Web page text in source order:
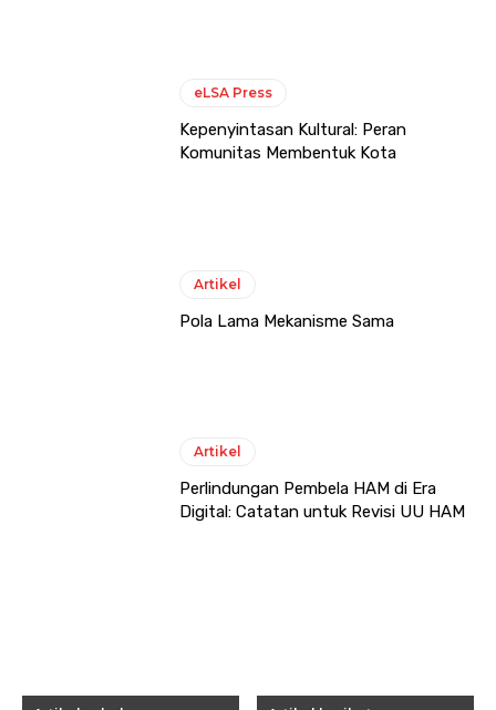
eLSA Press
Kepenyintasan Kultural: Peran
Komunitas Membentuk Kota
Artikel
Pola Lama Mekanisme Sama
Artikel
Perlindungan Pembela HAM di Era
Digital: Catatan untuk Revisi UU HAM